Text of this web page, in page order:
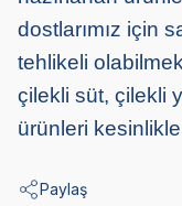
dostlarımız için
tehlikeli
çilekli süt, çilekli
ürünleri
Paylaş